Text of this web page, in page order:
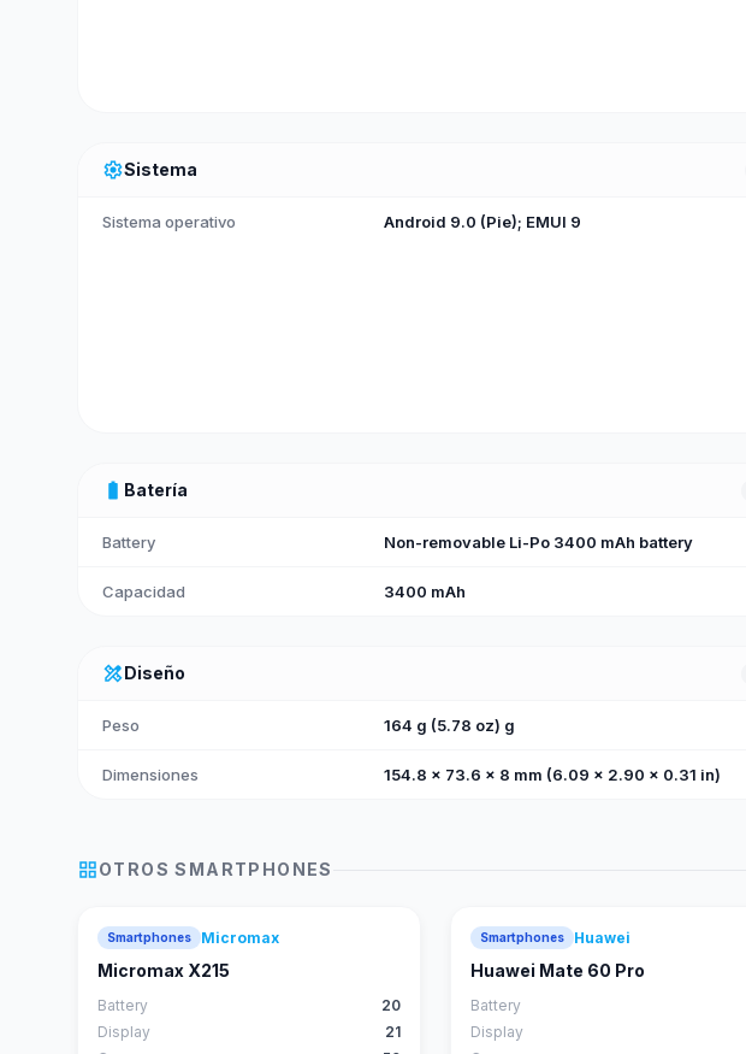
settingsSistema
Sistema operativo Android 9.0 (Pie); EMUI 9
battery_full Batería
Battery Non-removable Li-Po 3400 mAh battery
Capacidad 3400 mAh
design_servicesDiseño
Peso 164 g (5.78 oz) g
Dimensiones 154.8 x 73.6 x 8 mm (6.09 x 2.90 x 0.31 in)
grid_viewOTROSSMARTPHONES
Smartphones Micromax
Micromax X215
Battery
20
Display
21
Smartphones Huawei
Huawei Mate 60 Pro
Battery
Display